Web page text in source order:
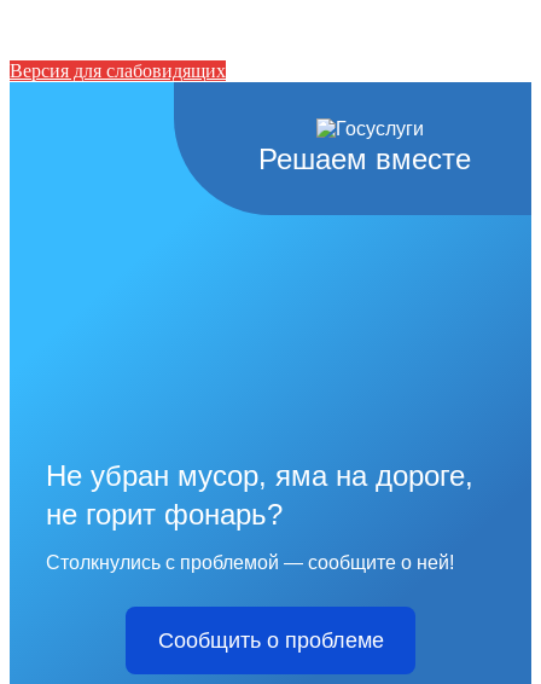
Версия для слабовидящих
Решаем вместе
Не убран мусор, яма на дороге,
не горит фонарь?
Столкнулись с проблемой — сообщите о ней!
Сообщить о проблеме